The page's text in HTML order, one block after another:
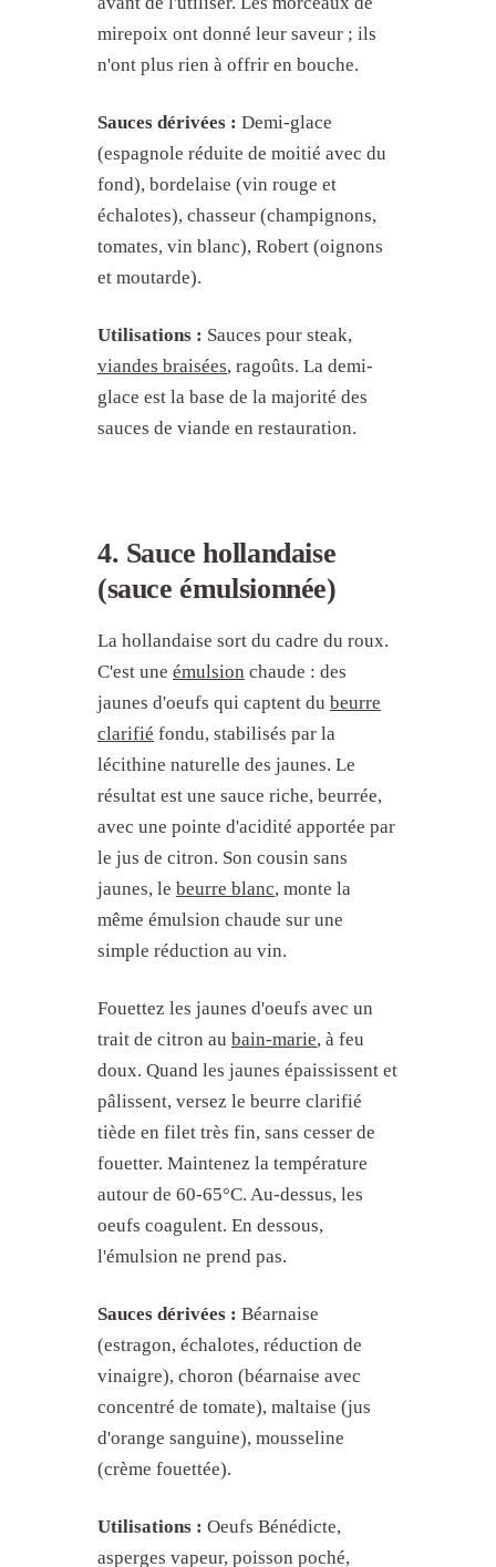
1. Sauce béchamel (sauce
2. Sauce velouté (sauce blonde)
3. Sauce espagnole (sauce brune)
émulsionnée)
5. Sauce tomate
mirepoix ont donné leur saveur ; ils
n'ont plus rien à offrir en bouche.
Sauces dérivées : Demi-glace
(espagnole réduite de moitié avec du
fond), bordelaise (vin rouge et
échalotes), chasseur (champignons,
tomates, vin blanc), Robert (oignons
et moutarde).
Utilisations : Sauces pour steak,
viandes braisées, ragoûts. La demi-
glace est la base de la majorité des
sauces de viande en restauration.
4. Sauce hollandaise
(sauce émulsionnée)
La hollandaise sort du cadre du roux.
C'est une émulsion chaude : des
jaunes d'oeufs qui captent du beurre
clarifié fondu, stabilisés par la
lécithine naturelle des jaunes. Le
résultat est une sauce riche, beurrée,
avec une pointe d'acidité apportée par
le jus de citron. Son cousin sans
jaunes, le beurre blanc, monte la
même émulsion chaude sur une
simple réduction au vin.
Fouettez les jaunes d'oeufs avec un
trait de citron au bain-marie, à feu
doux. Quand les jaunes épaississent et
pâlissent, versez le beurre clarifié
tiède en filet très fin, sans cesser de
fouetter. Maintenez la température
autour de 60-65°C. Au-dessus, les
oeufs coagulent. En dessous,
l'émulsion ne prend pas.
Sauces dérivées : Béarnaise
(estragon, échalotes, réduction de
vinaigre), choron (béarnaise avec
concentré de tomate), maltaise (jus
d'orange sanguine), mousseline
(crème fouettée).
Utilisations : Oeufs Bénédicte,
asperges vapeur, poisson poché,